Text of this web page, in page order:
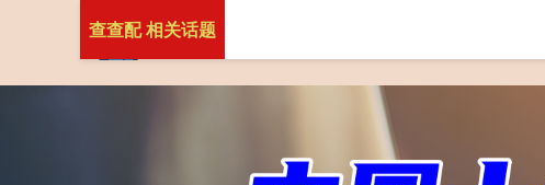
查查配 相关话题